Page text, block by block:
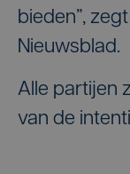
bieden”,
Nieuwsblad.
Alle partijen
van de